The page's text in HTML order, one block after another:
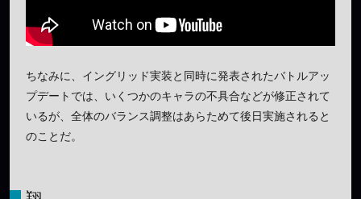
ちなみに、イングリッド実装と同時に発表されたバトルアッ
プデートでは、いくつかのキャラの不具合などが修正されて
いるが、全体のバランス調整はあらためて後日実施されると
のことだ。